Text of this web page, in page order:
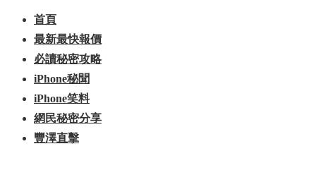
Navigation
首頁
最新最快報價
必讀秘密攻略
iPhone秘聞
iPhone笑料
網民秘密分享
豐澤直擊